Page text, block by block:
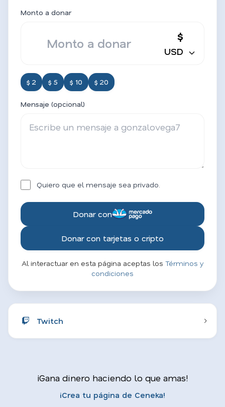
Monto a donar
$
USD
$ 2 $ 5 $ 10 $ 20
Mensaje (opcional)
Quiero que el mensaje sea privado.
Donar con
Donar con tarjetas o cripto
Al interactuar en esta página aceptas los Términos y
condiciones
Twitch
¡Gana dinero haciendo lo que amas!
¡Crea tu página de Ceneka!